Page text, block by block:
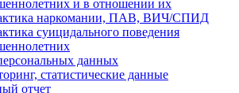
и в отношении их
наркомании, ПАВ, ВИЧ/СПИД
суицидального поведения
данных
статистические данные
отчет